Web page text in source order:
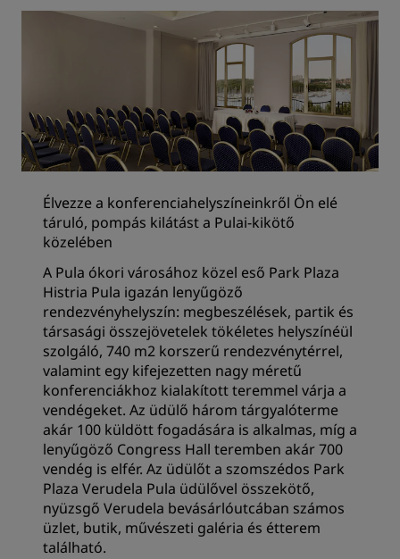
Élvezze a konferenciahelyszíneinkről Ön elé
táruló, pompás kilátást a Pulai-kikötő
közelében
A Pula ókori városához közel eső Park Plaza
Histria Pula igazán lenyűgöző
rendezvényhelyszín: megbeszélések, partik és
társasági összejövetelek tökéletes helyszínéül
szolgáló, 740 m2 korszerű rendezvénytérrel,
valamint egy kifejezetten nagy méretű
konferenciákhoz kialakított teremmel várja a
vendégeket. Az üdülő három tárgyalóterme
akár 100 küldött fogadására is alkalmas, míg a
lenyűgöző Congress Hall teremben akár 700
vendég is elfér. Az üdülőt a szomszédos Park
Plaza Verudela Pula üdülővel összekötő,
nyüzsgő Verudela bevásárlóutcában számos
üzlet, butik, művészeti galéria és étterem
található.